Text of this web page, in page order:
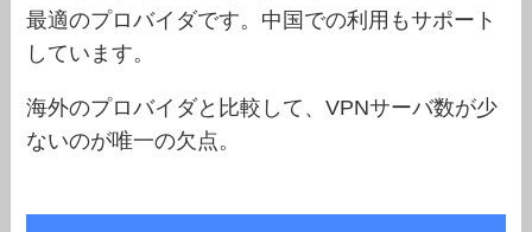
最適のプロバイダです。中国での利用もサポート
しています。
海外のプロバイダと比較して、VPNサーバ数が少
ないのが唯一の欠点。